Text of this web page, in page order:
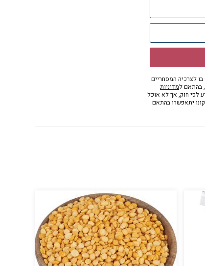
לצרכיה המסחריים
בהתאם למדיניות
לפי חוק, אך לא אוכל
יתאפשרו בהתאם